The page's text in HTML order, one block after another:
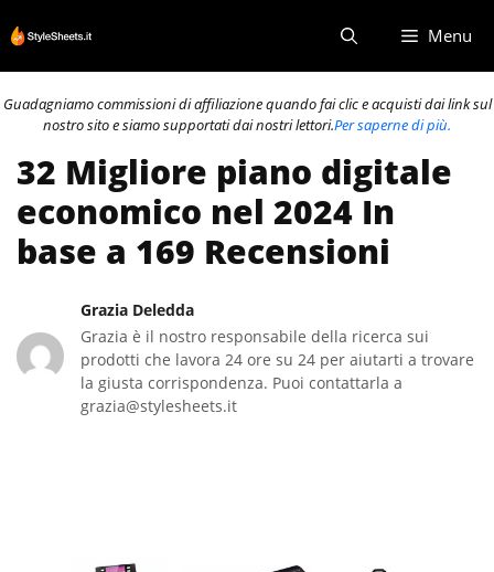
al
contenuto
Menu
Guadagniamo commissioni di affiliazione quando fai clic e acquisti dai link sul
nostro sito e siamo supportati dai nostri lettori.Per saperne di più.
32 Migliore piano digitale
economico nel 2024 In
base a 169 Recensioni
Grazia Deledda
Grazia è il nostro responsabile della ricerca sui
prodotti che lavora 24 ore su 24 per aiutarti a trovare
la giusta corrispondenza. Puoi contattarla a
grazia@stylesheets.it